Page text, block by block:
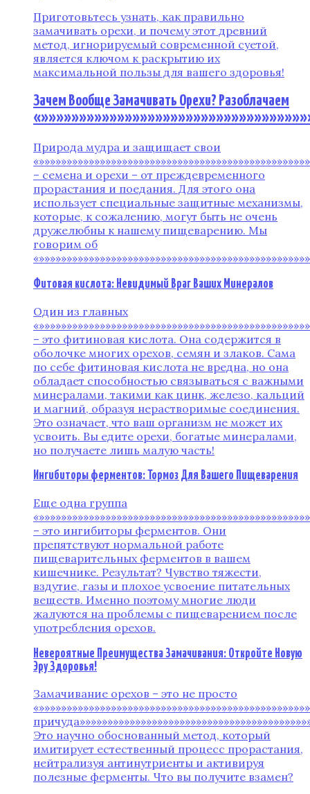
Приготовьтесь узнать, как правильно
замачивать орехи, и почему этот древний
метод, игнорируемый современной суетой,
является ключом к раскрытию их
максимальной пользы для вашего здоровья!
Зачем Вообще Замачивать Орехи? Разоблачаем
Природа мудра и защищает свои
– семена и орехи – от преждевременного
прорастания и поедания. Для этого она
использует специальные защитные механизмы,
которые, к сожалению, могут быть не очень
дружелюбны к нашему пищеварению. Мы
говорим об
Фитовая кислота: Невидимый Враг Ваших Минералов
Один из главных
– это фитиновая кислота. Она содержится в
оболочке многих орехов, семян и злаков. Сама
по себе фитиновая кислота не вредна, но она
обладает способностью связываться с важными
минералами, такими как цинк, железо, кальций
и магний, образуя нерастворимые соединения.
Это означает, что ваш организм не может их
усвоить. Вы едите орехи, богатые минералами,
но получаете лишь малую часть!
Ингибиторы ферментов: Тормоз Для Вашего Пищеварения
Еще одна группа
– это ингибиторы ферментов. Они
препятствуют нормальной работе
пищеварительных ферментов в вашем
кишечнике. Результат? Чувство тяжести,
вздутие, газы и плохое усвоение питательных
веществ. Именно поэтому многие люди
жалуются на проблемы с пищеварением после
употребления орехов.
Невероятные Преимущества Замачивания: Откройте Новую
Эру Здоровья!
Замачивание орехов – это не просто
Это научно обоснованный метод, который
имитирует естественный процесс прорастания,
нейтрализуя антинутриенты и активируя
полезные ферменты. Что вы получите взамен?